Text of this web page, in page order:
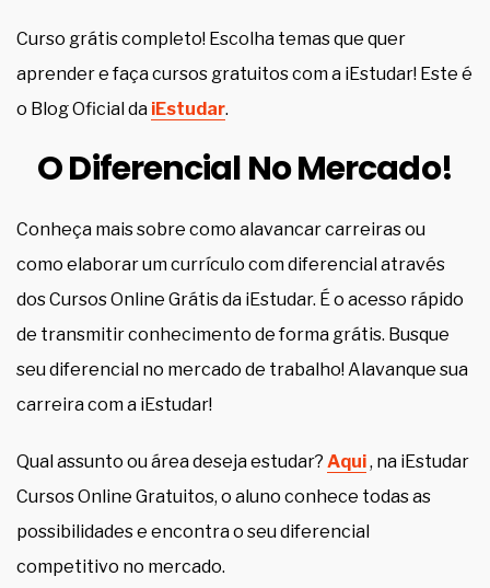
Curso grátis completo! Escolha temas que quer
aprender e faça cursos gratuitos com a iEstudar! Este é
o Blog Oficial da iEstudar.
O Diferencial No Mercado!
Conheça mais sobre como alavancar carreiras ou
como elaborar um currículo com diferencial através
dos Cursos Online Grátis da iEstudar. É o acesso rápido
de transmitir conhecimento de forma grátis. Busque
seu diferencial no mercado de trabalho! Alavanque sua
carreira com a iEstudar!
Qual assunto ou área deseja estudar? Aqui, na iEstudar
Cursos Online Gratuitos, o aluno conhece todas as
possibilidades e encontra o seu diferencial
competitivo no mercado.